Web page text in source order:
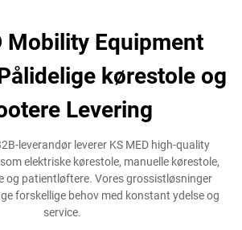
Mobility Equipment
kørestole og
Levering
leverandør leverer KS MED high-quality
elektriske kørestole, manuelle kørestole,
og patientløftere. Vores grossistløsninger
forskellige behov med konstant ydelse og
service.